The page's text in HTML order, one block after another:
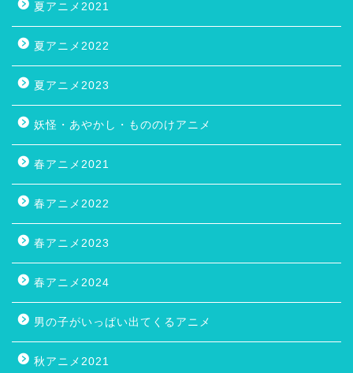
夏アニメ2021
夏アニメ2022
夏アニメ2023
妖怪・あやかし・もののけアニメ
春アニメ2021
春アニメ2022
春アニメ2023
春アニメ2024
男の子がいっぱい出てくるアニメ
秋アニメ2021